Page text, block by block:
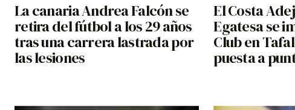
La canaria Andrea Falcón se
retira del fútbol a los 29 años
tras una carrera lastrada por
las lesiones
El Costa
Egatesa se
Club en
puesta a